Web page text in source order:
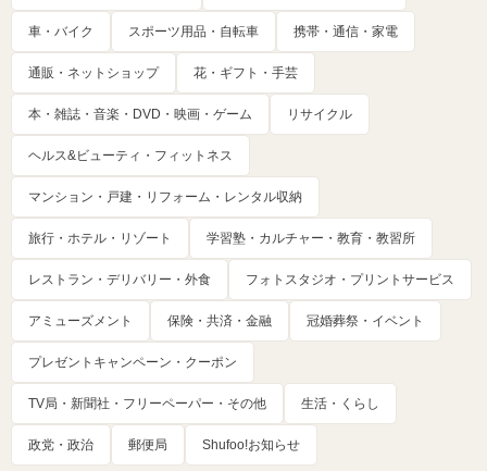
車・バイク スポーツ用品・自転車 携帯・通信・家電
通販・ネットショップ 花・ギフト・手芸
本・雑誌・音楽・DVD・映画・ゲーム リサイクル
ヘルス&ビューティ・フィットネス
マンション・戸建・リフォーム・レンタル収納
旅行・ホテル・リゾート 学習塾・カルチャー・教育・教習所
レストラン・デリバリー・外食 フォトスタジオ・プリントサービス
アミューズメント 保険・共済・金融 冠婚葬祭・イベント
プレゼントキャンペーン・クーポン
TV局・新聞社・フリーペーパー・その他 生活・くらし
政党・政治 郵便局 Shufoo!お知らせ